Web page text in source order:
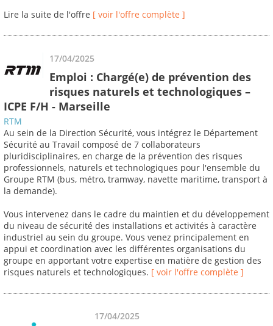
Lire la suite de l'offre [ voir l'offre complète ]
17/04/2025
Emploi : Chargé(e) de prévention des
risques naturels et technologiques –
ICPE F/H - Marseille
RTM
Au sein de la Direction Sécurité, vous intégrez le Département
Sécurité au Travail composé de 7 collaborateurs
pluridisciplinaires, en charge de la prévention des risques
professionnels, naturels et technologiques pour l'ensemble du
Groupe RTM (bus, métro, tramway, navette maritime, transport à
la demande).
Vous intervenez dans le cadre du maintien et du développement
du niveau de sécurité des installations et activités à caractère
industriel au sein du groupe. Vous venez principalement en
appui et coordination avec les différentes organisations du
groupe en apportant votre expertise en matière de gestion des
risques naturels et technologiques. [ voir l'offre complète ]
17/04/2025